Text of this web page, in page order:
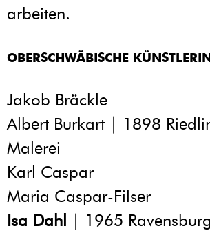
arbeiten.
OBERSCHWÄBISCHE
Jakob Bräckle
Albert Burkart | 1898
Malerei
Karl Caspar
Maria Caspar-Filser
Isa Dahl
| 1965 Ravensburg